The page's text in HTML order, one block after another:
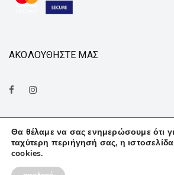
ΑΚΟΛΟΥΘΗΣΤΕ ΜΑΣ
© Finedeco . All rights reserved. |
Θα θέλαμε να σας ενημερώσουμε ότι
ταχύτερη περιήγησή σας, η
cookies.